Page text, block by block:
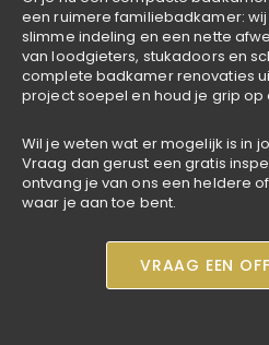
een ruimere familiebadkamer:
slimme indeling en een nette
van loodgieters, stukadoors en
complete badkamer renovaties
project soepel en houd je grip op
Wil je weten wat er mogelijk is in
Vraag dan gerust een gratis
ontvang je van ons een heldere
waar je aan toe bent.
VRAAG EEN